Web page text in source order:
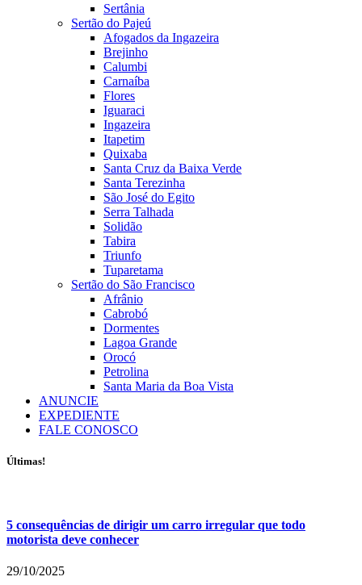
Sertânia
Sertão do Pajeú
Afogados da Ingazeira
Brejinho
Calumbi
Carnaíba
Flores
Iguaraci
Ingazeira
Itapetim
Quixaba
Santa Cruz da Baixa Verde
Santa Terezinha
São José do Egito
Serra Talhada
Solidão
Tabira
Triunfo
Tuparetama
Sertão do São Francisco
Afrânio
Cabrobó
Dormentes
Lagoa Grande
Orocó
Petrolina
Santa Maria da Boa Vista
ANUNCIE
EXPEDIENTE
FALE CONOSCO
Últimas!
5 consequências de dirigir um carro irregular que todo
motorista deve conhecer
29/10/2025